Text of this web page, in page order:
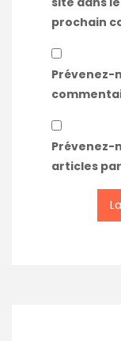
prochain
Prévenez-
Prévenez-
articles